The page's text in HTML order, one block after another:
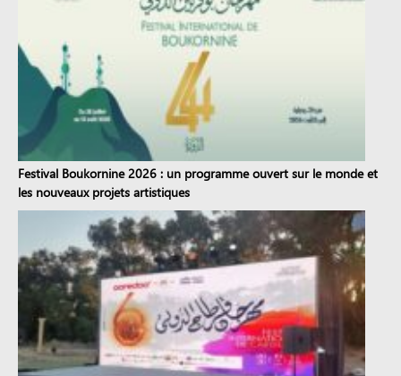
Festival Boukornine 2026 : un programme ouvert sur le monde et
les nouveaux projets artistiques